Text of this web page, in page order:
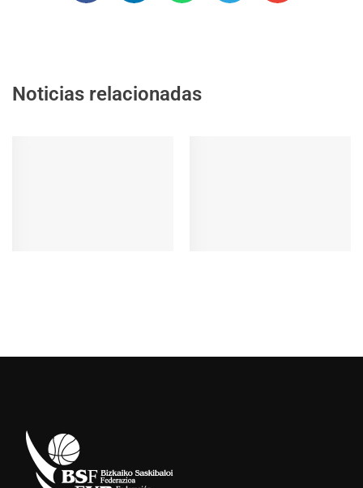
Noticias relacionadas